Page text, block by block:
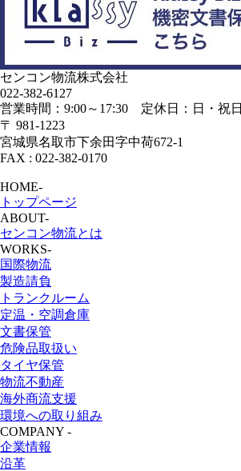
センコン物流株式会社
022-382-6127
営業時間：9:00～17:30 定休日：日・祝日
〒 981-1223
宮城県名取市下余田字中荷672-1
FAX : 022-382-0170
HOME-
トップページ
ABOUT-
センコン物流とは
WORKS-
国際物流
製造請負
トランクルーム
定温・空調倉庫
文書保管
危険品取扱い
タイヤ保管
物流不動産
海外商流支援
環境への取り組み
COMPANY -
企業情報
沿革